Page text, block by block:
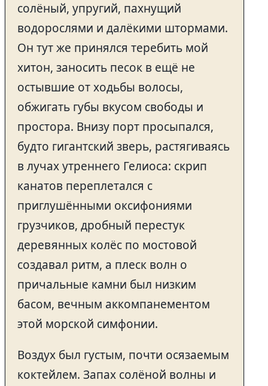
солёный, упругий, пахнущий
водорослями и далёкими штормами.
Он тут же принялся теребить мой
хитон, заносить песок в ещё не
остывшие от ходьбы волосы,
обжигать губы вкусом свободы и
простора. Внизу порт просыпался,
будто гигантский зверь, растягиваясь
в лучах утреннего Гелиоса: скрип
канатов переплетался с
приглушёнными оксифониями
грузчиков, дробный перестук
деревянных колёс по мостовой
создавал ритм, а плеск волн о
причальные камни был низким
басом, вечным аккомпанементом
этой морской симфонии.
Воздух был густым, почти осязаемым
коктейлем. Запах солёной волны и